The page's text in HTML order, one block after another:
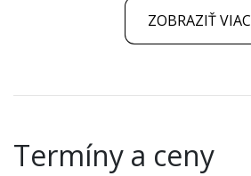
ZOBRAZIŤ VIAC
Termíny a ceny